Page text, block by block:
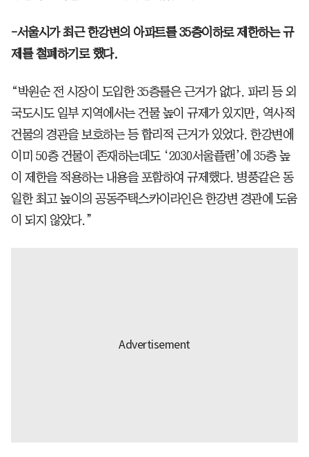
-서울시가 최근 한강변의 아파트를 35층이하로 제한하는 규
제를 철폐하기로 했다.
“박원순 전 시장이 도입한 35층룰은 근거가 없다. 파리 등 외
국도시도 일부 지역에서는 건물 높이 규제가 있지만, 역사적
건물의 경관을 보호하는 등 합리적 근거가 있었다. 한강변에
이미 50층 건물이 존재하는데도 ‘2030서울플랜’에 35층 높
이 제한을 적용하는 내용을 포함하여 규제했다. 병풍같은 동
일한 최고 높이의 공동주택스카이라인은 한강변 경관에 도움
이 되지 않았다.”